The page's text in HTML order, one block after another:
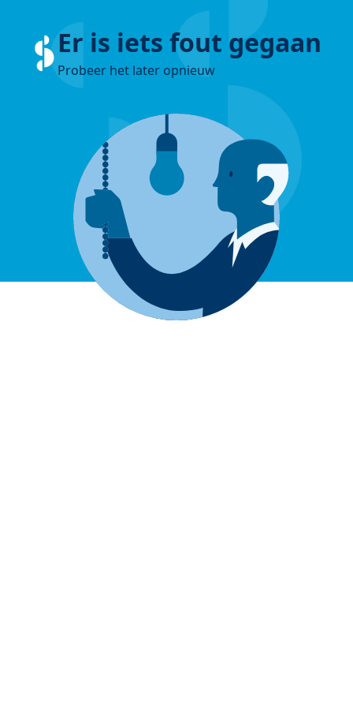
Er is iets fout gegaan
Probeer het later opnieuw